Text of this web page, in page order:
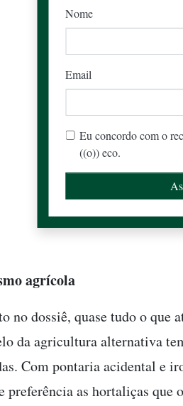
Nome
Email
Eu concordo com o
((o)) eco.
agrícola
no dossiê, quase tudo o que
da agricultura alternativa
Com pontaria acidental e
preferência as hortaliças